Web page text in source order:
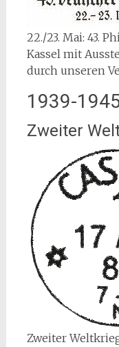
22./23. Mai: 43.
Kassel mit
durch unseren
1939-
Zweiter
Zweiter